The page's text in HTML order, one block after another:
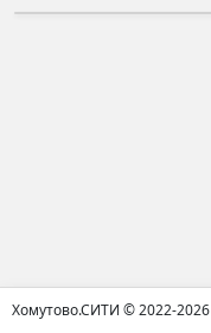
Хомутово.СИТИ © 2022-2026